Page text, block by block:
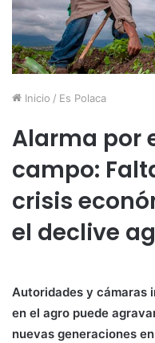
Inicio / Es Polaca
Alarma por
campo:
crisis
el declive
Autoridades y cámaras
en el agro puede
nuevas generaciones